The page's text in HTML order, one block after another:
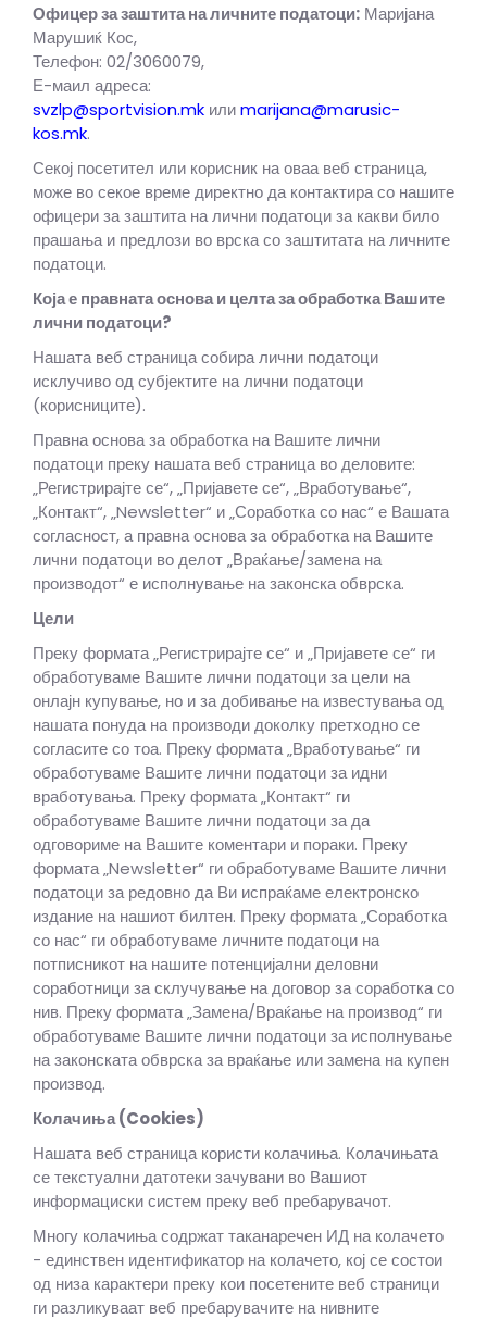
Офицер за заштита на личните податоци: Маријана
Марушиќ Кос,
Телефон: 02/3060079,
Е-маил адреса:
svzlp@sportvision.mk илиmarijana@marusic-
kos.mk.
Секој посетител или корисник на оваа веб страница,
може во секое време директно да контактира со нашите
офицери за заштита на лични податоци за какви било
прашања и предлози во врска со заштитата на личните
податоци.
Која е правната основа и целта за обработка Вашите
лични податоци?
Нашата веб страница собира лични податоци
исклучиво од субјектите на лични податоци
(корисниците).
Правна основа за обработка на Вашите лични
податоци преку нашата веб страница во деловите:
„Регистрирајте се“, „Пријавете се“, „Вработување“,
„Контакт“, „Newsletter“ и „Соработка со нас“ е Вашата
согласност, а правна основа за обработка на Вашите
лични податоци во делот „Враќање/замена на
производот“ е исполнување на законска обврска.
Цели
Преку формата „Регистрирајте се“ и „Пријавете се“ ги
обработуваме Вашите лични податоци за цели на
онлајн купување, но и за добивање на известувања од
нашата понуда на производи доколку претходно се
согласите со тоа. Преку формата „Вработување“ ги
обработуваме Вашите лични податоци за идни
вработувања. Преку формата „Контакт“ ги
обработуваме Вашите лични податоци за да
одговориме на Вашите коментари и пораки. Преку
формата „Newsletter“ ги обработуваме Вашите лични
податоци за редовно да Ви испраќаме електронско
издание на нашиот билтен. Преку формата „Соработка
со нас“ ги обработуваме личните податоци на
потписникот на нашите потенцијални деловни
соработници за склучување на договор за соработка со
нив. Преку формата „Замена/Враќање на производ“ ги
обработуваме Вашите лични податоци за исполнување
на законската обврска за враќање или замена на купен
производ.
Колачиња (Cookies)
Нашата веб страница користи колачиња. Колачињата
се текстуални датотеки зачувани во Вашиот
информациски систем преку веб пребарувачот.
Многу колачиња содржат таканаречен ИД на колачето
- единствен идентификатор на колачето, кој се состои
од низа карактери преку кои посетените веб страници
ги разликуваат веб пребарувачите на нивните